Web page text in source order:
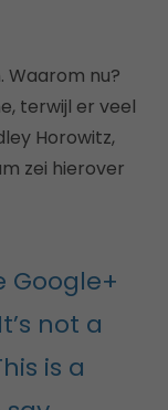
Waarom nu?
terwijl er veel
Horowitz,
zei hierover
Google+
not a
is a